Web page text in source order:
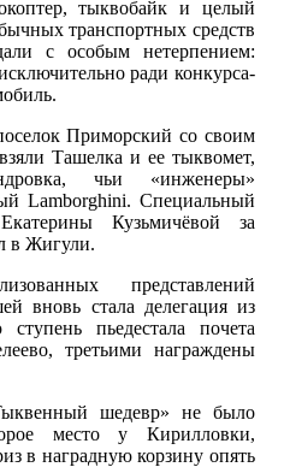
тыквобайк и целый
транспортных средств
с особым нетерпением:
ради конкурса-
Приморский со своим
Ташелка и ее тыквомет,
чьи «инженеры»
Lamborghini. Специальный
Кузьмичёвой за
в Жигули.
представлений
вновь стала делегация из
пьедестала почета
третьими награждены
шедевр» не было
место у Кирилловки,
в наградную корзину опять